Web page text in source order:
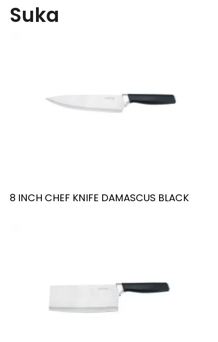
Suka
8 INCH CHEF KNIFE DAMASCUS BLACK